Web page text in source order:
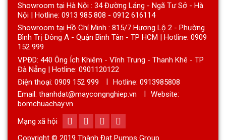
Showroom tại Hà Nội : 34 Đường Láng - Ngã Tư Sở - Hà
Nội | Hotline: 0913 985 808 - 0912 616114
Showroom tại Hồ Chí Minh : 815/7 Hương Lộ 2 - Phường
Bình Trị Đông A - Quận Bình Tân - TP HCM | Hotline: 0909
152 999
VPĐD: 440 Ông Ích Khiêm - Vĩnh Trung - Thanh Khê - TP
Đà Nẵng | Hotline: 0901120122
Điện thoại: 0909 152 999
Hotline: 0913985808
Email: thanhdat@maycongnghiep.vn
Website:
bomchuachay.vn
Mạng xã hội
Copyright © 2019 Thành Đạt Pumps Group